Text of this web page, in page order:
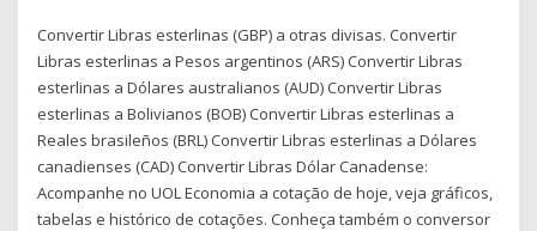
Convertir Libras esterlinas (GBP) a otras divisas. Convertir
Libras esterlinas a Pesos argentinos (ARS) Convertir Libras
esterlinas a Dólares australianos (AUD) Convertir Libras
esterlinas a Bolivianos (BOB) Convertir Libras esterlinas a
Reales brasileños (BRL) Convertir Libras esterlinas a Dólares
canadienses (CAD) Convertir Libras Dólar Canadense:
Acompanhe no UOL Economia a cotação de hoje, veja gráficos,
tabelas e histórico de cotações. Conheça também o conversor